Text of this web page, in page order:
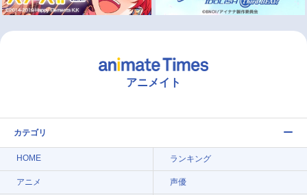
アニメイト
カテゴリ
HOME ランキング
アニメ 声優